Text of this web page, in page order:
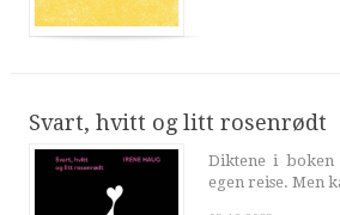
Svart, hvitt og litt rosenrødt
Diktene i
egen reise. Men